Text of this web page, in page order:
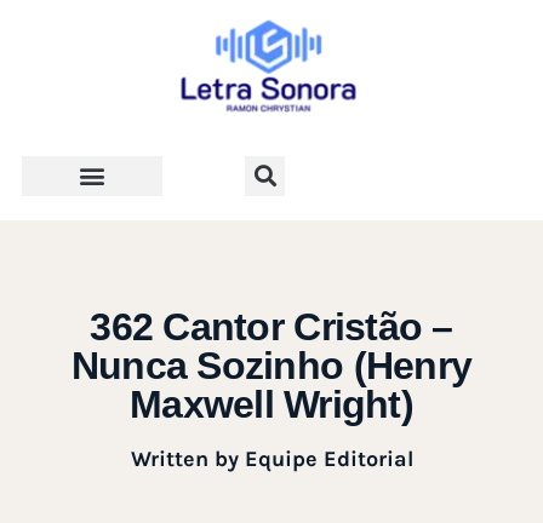
362 Cantor Cristão –
Nunca Sozinho (Henry
Maxwell Wright)
Written byEquipe Editorial